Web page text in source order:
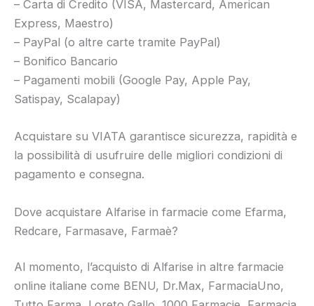
– Carta di Credito (VISA, Mastercard, American
Express, Maestro)
– PayPal (o altre carte tramite PayPal)
– Bonifico Bancario
– Pagamenti mobili (Google Pay, Apple Pay,
Satispay, Scalapay)
Acquistare su VIATA garantisce sicurezza, rapidità e
la possibilità di usufruire delle migliori condizioni di
pagamento e consegna.
Dove acquistare Alfarise in farmacie come Efarma,
Redcare, Farmasave, Farmaè?
Al momento, l’acquisto di Alfarise in altre farmacie
online italiane come BENU, Dr.Max, FarmaciaUno,